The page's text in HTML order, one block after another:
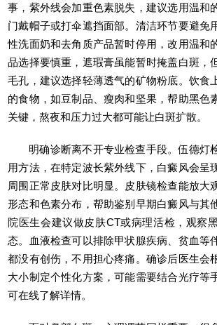
事，紫外线会加重色素脱失，建议选用温和
门戴帽子或打伞遮挡面部。清洁环节要避免
性洗面奶和去角质产品暂时停用，改用温和
品选择要慎重，遮瑕膏虽能暂时掩盖白斑，
毛孔，建议选择轻薄透气的矿物粉底。饮食
的食物，如豆制品、瘦肉和坚果，帮助黑色
关键，熬夜和压力过大都可能让白斑扩散。
明确诊断离不开专业检查手段。伍德灯
用方法，在特定波长紫外线下，白癜风会呈
周围正常皮肤对比明显。皮肤镜检查能放大
形态和色素分布，帮助鉴别早期白癜风与其
院医生会建议做皮肤CT或病理活检，观察
态。血液检查可以排除甲状腺疾病、贫血等
都没有创伤，不用担心疼痛。确诊后医生会
大小制定个性化方案，可能需要结合光疗等
可在线了解详情。